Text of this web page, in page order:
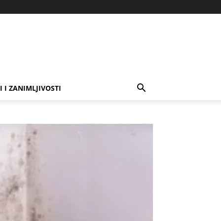
I ZANIMLJIVOSTI